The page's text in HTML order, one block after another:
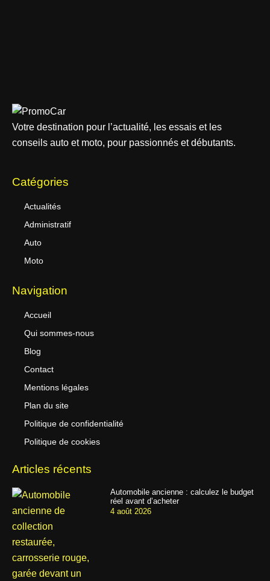
Votre destination pour l’actualité, les essais et les
conseils auto et moto, pour passionnés et débutants.
Catégories
Actualités
Administratif
Auto
Moto
Navigation
Accueil
Qui sommes-nous
Blog
Contact
Mentions légales
Plan du site
Politique de confidentialité
Politique de cookies
Articles récents
Automobile ancienne : calculez le budget
réel avant d’acheter
4 août 2026